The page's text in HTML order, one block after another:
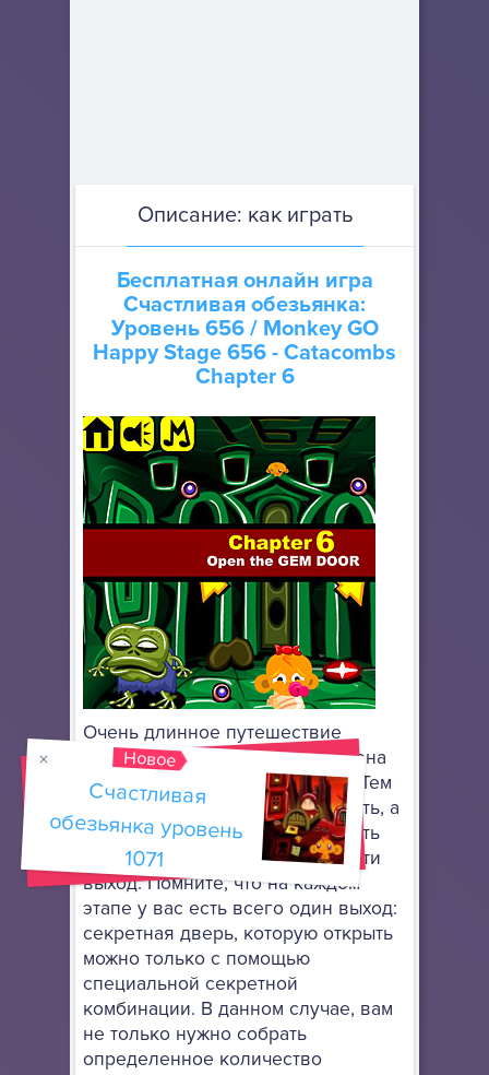
Описание: как играть
Бесплатная онлайн игра
Счастливая обезьянка:
Уровень 656/ Monkey GO
Happy Stage 656 - Catacombs
Chapter 6
Очень длинное путешествие
намечается у обезьянки, хотя она
об этом даже не подозревала. Тем
не менее, вы должны не унывать, а
продолжать дальше исследовать
подземные локации, чтобы найти
выход. Помните, что на каждом
этапе у вас есть всего один выход:
секретная дверь, которую открыть
можно только с помощью
специальной секретной
комбинации. В данном случае, вам
не только нужно собрать
определенное количество
Новое
Счастливая
обезьянка уровень
1071